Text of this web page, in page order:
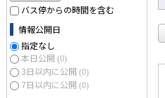
バス停からの時間を含む
情報公開日
指定なし
本日公開 (0)
3日以内に公開 (0)
7日以内に公開 (0)